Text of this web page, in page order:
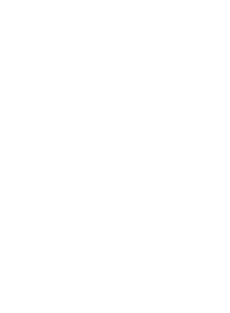
falsi, inesatti o
ragionevolmente
deprecabili,
o molesti nei
Invii che violano i
terzi o altri diritti di
privacy; (iv) non
legge, statuto,
(v) non fornirà
o concesso alcun
alcun Invio che